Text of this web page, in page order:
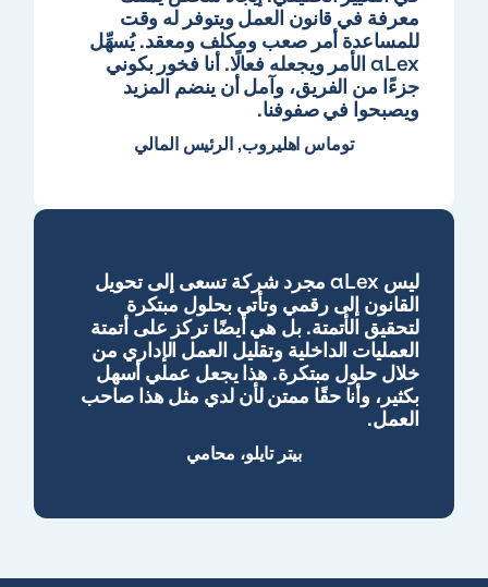
معرفة في قانون العمل ويتوفر له وقت
للمساعدة أمر صعب ومكلف ومعقد. يُسهِّل
aLex الأمر ويجعله فعالًا. أنا فخور بكوني
جزءًا من الفريق، وآمل أن ينضم المزيد
ويصبحوا في صفوفنا.
توماس اهليروب, الرئيس المالي
ليس aLex مجرد شركة تسعى إلى تحويل
القانون إلى رقمي وتأتي بحلول مبتكرة
لتحقيق الأتمتة. بل هي أيضًا تركز على أتمتة
العمليات الداخلية وتقليل العمل الإداري من
خلال حلول مبتكرة. هذا يجعل عملي أسهل
بكثير، وأنا حقًا ممتن لأن لدي مثل هذا صاحب
العمل.
بيتر تايلو، محامي